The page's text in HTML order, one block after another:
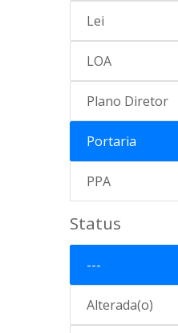
Lei
LOA
Plano Diretor
Portaria
PPA
Status
---
Alterada(o)